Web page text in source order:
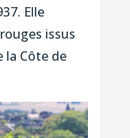
Elle
issus
la Côte de